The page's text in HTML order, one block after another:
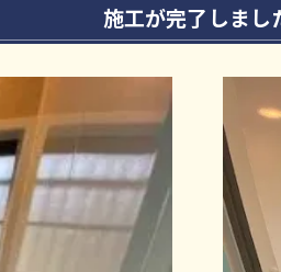
施工が完了しまし